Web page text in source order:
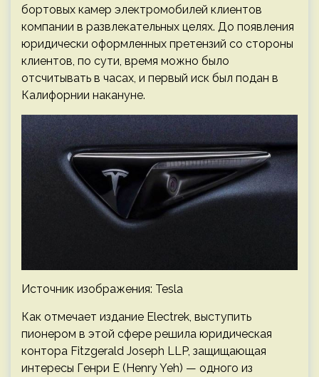
бортовых камер электромобилей клиентов
компании в развлекательных целях. До появления
юридически оформленных претензий со стороны
клиентов, по сути, время можно было
отсчитывать в часах, и первый иск был подан в
Калифорнии накануне.
Источник изображения: Tesla
Как отмечает издание Electrek, выступить
пионером в этой сфере решила юридическая
контора Fitzgerald Joseph LLP, защищающая
интересы Генри Е (Henry Yeh) — одного из